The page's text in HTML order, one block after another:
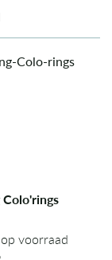
voorraad
voorraad